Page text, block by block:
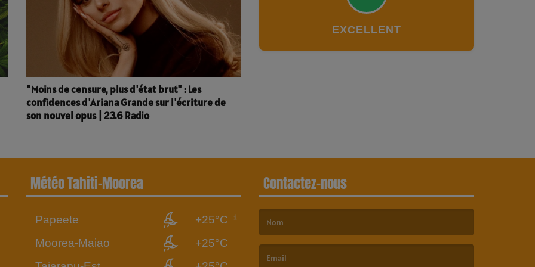
"Moins de censure, plus d'état brut" : Les
confidences d'Ariana Grande sur l'écriture de
son nouvel opus | 23.6 Radio
EXCELLENT
Météo Tahiti-Moorea
Papeete
+25°C
Moorea-Maiao
+25°C
Contactez-nous